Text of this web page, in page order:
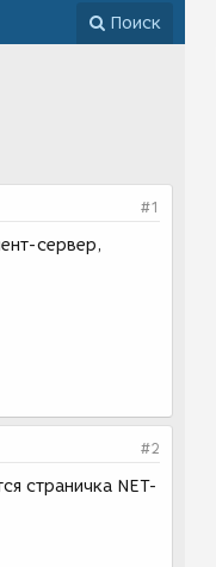
Поиск
#1
сервер,
#2
страничка NET-